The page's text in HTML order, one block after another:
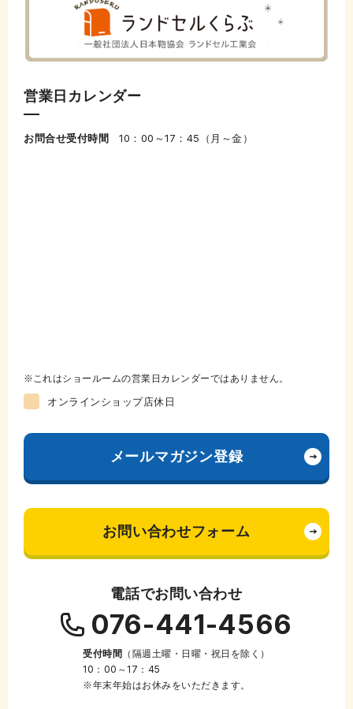
営業日カレンダー
お問合せ受付時間 10：00～17：45（月～金）
これはショールームの営業日カレンダーではありません。
オンラインショップ店休日
メールマガジン登録
お問い合わせフォーム
電話でお問い合わせ
076-441-4566
受付時間 （隔週土曜・日曜・祝日を除く）
10：00～17：45
※年末年始はお休みをいただきます。